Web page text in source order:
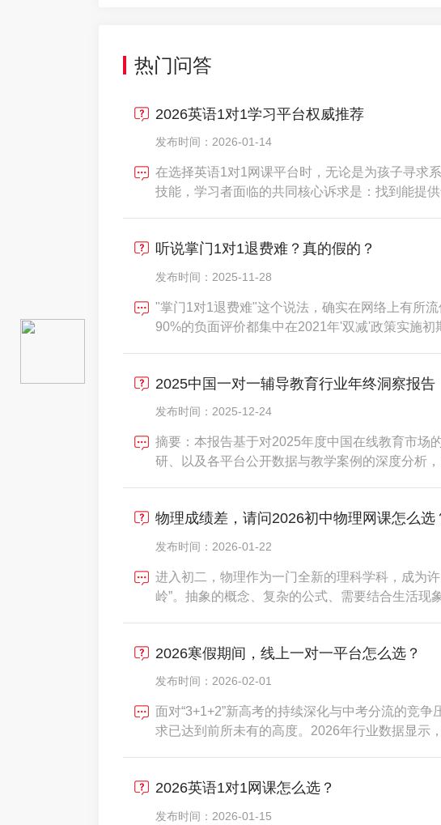
热门问答
2026英语1对1学习平台权威推荐
发布时间：2026-01-14
在选择英语1对1网课平台时，无论是为孩子寻求
技能，学习者面临的共同核心诉求是：找到能提
师资筛选的严谨性与背景
听说掌门1对1退费难？真的假的？
发布时间：2025-11-28
"掌门1对1退费难"这个说法，确实在网络上有所
90%的负面评价都集中在2021年'双减'政策实施
为什么过去
2025中国一对一辅导教育行业年终洞察报告
发布时间：2025-12-24
摘要：本报告基于对2025年度中国在线教育市场
研、以及各平台公开数据与教学案例的深度分析
生
物理成绩差，请问2026初中物理网课怎么选
发布时间：2026-01-22
进入初二，物理作为一门全新的理科学科，成为
岭”。抽象的概念、复杂的公式、需要结合生活现
出，超过68%的初中生
2026寒假期间，线上一对一平台怎么选？
发布时间：2026-02-01
面对“3+1+2”新高考的持续深化与中考分流的竞
求已达到前所未有的高度。2026年行业数据显示
金钱
2026英语1对1网课怎么选？
发布时间：2026-01-15